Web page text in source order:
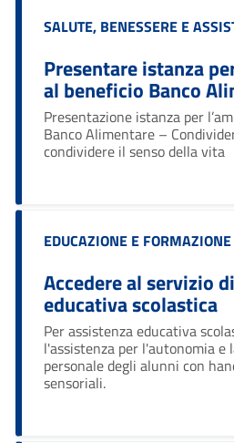
Categoria:
SALUTE, BENESSERE E
Presentare istanza
al beneficio Banco
Presentazione istanza per
Banco Alimentare –
condividere il senso della vita
Categoria:
EDUCAZIONE E FORMAZIONE
Accedere al servizio
educativa scolastica
Per assistenza educativa
l'assistenza per l'autonomia e
personale degli alunni con
sensoriali.
smart_toy